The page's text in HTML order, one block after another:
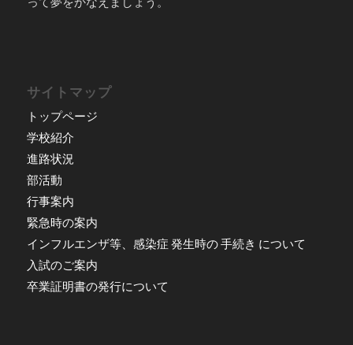
サイトマップ
トップページ
学校紹介
進路状況
部活動
行事案内
緊急時の案内
インフルエンザ等、感染症 発生時の 手続き について
入試のご案内
卒業証明書の発行について